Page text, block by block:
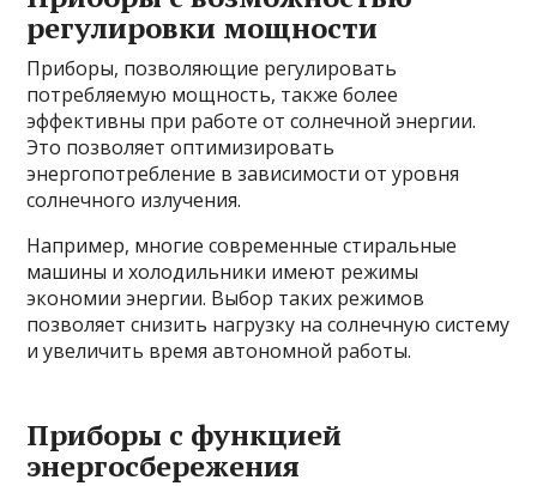
регулировки мощности
Приборы, позволяющие регулировать
потребляемую мощность, также более
эффективны при работе от солнечной энергии.
Это позволяет оптимизировать
энергопотребление в зависимости от уровня
солнечного излучения.
Например, многие современные стиральные
машины и холодильники имеют режимы
экономии энергии. Выбор таких режимов
позволяет снизить нагрузку на солнечную систему
и увеличить время автономной работы.
Приборы с функцией
энергосбережения